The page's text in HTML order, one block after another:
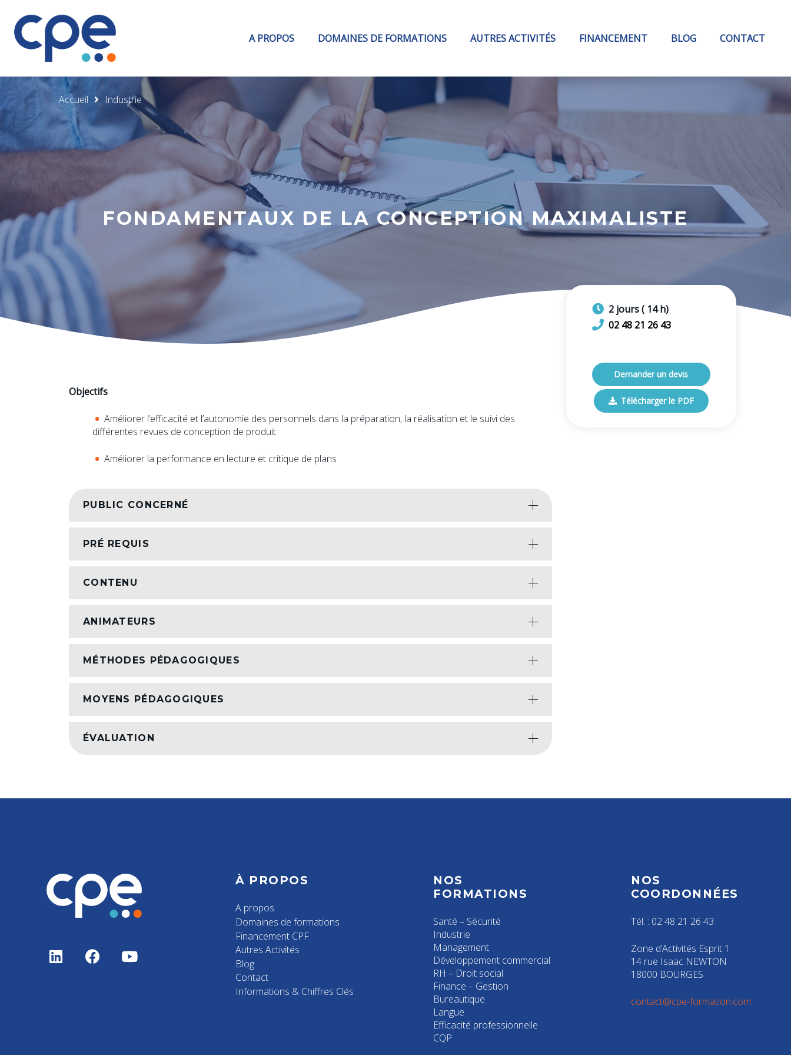
A PROPOS DOMAINES DE FORMATIONS AUTRES ACTIVITÉS FINANCEMENT BLOG CONTACT
Accueil Industrie
FONDAMENTAUX DE LA CONCEPTION MAXIMALISTE
Objectifs
Améliorer l’efficacité et l’autonomie des personnels dans la préparation, la réalisation et le suivi des
différentes revues de conception de produit
Améliorer la performance en lecture et critique de plans
PUBLIC CONCERNÉ
PRÉ REQUIS
CONTENU
ANIMATEURS
MÉTHODES PÉDAGOGIQUES
MOYENS PÉDAGOGIQUES
ÉVALUATION
2jours ( 14h)
02 48 21 26 43
Demander un devis
Télécharger le PDF
À PROPOS
A propos
Domaines de formations
Financement CPF
Autres Activités
Blog
Contact
Informations & Chiffres Clés
NOS
FORMATIONS
Santé – Sécurité
Industrie
Management
Développement commercial
RH – Droit social
Finance – Gestion
Bureautique
Langue
Efficacité professionnelle
CQP
NOS
COORDONNÉES
Tél. : 02 48 21 26 43
Zone d’Activités Esprit 1
14 rue Isaac NEWTON
18000 BOURGES
contact@cpe-formation.com